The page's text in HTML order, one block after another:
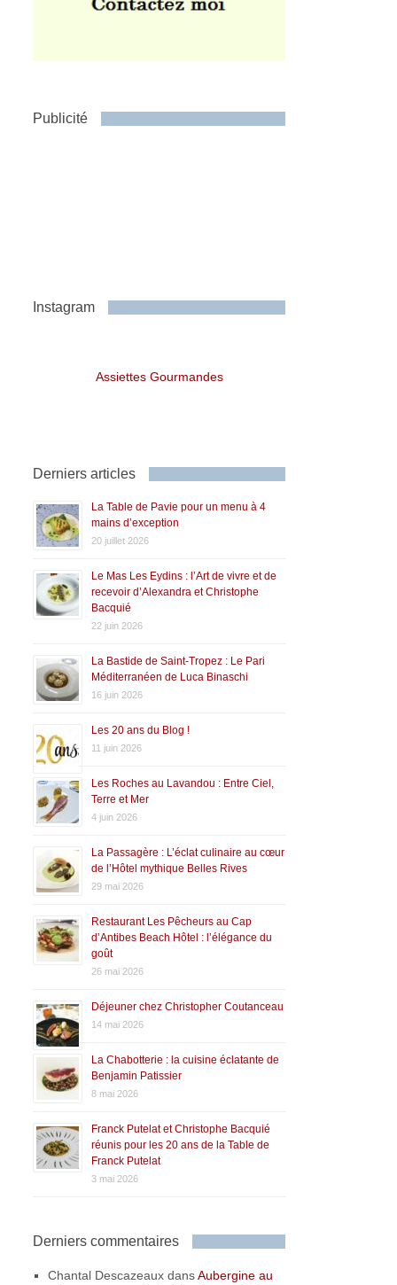
Publicité
Instagram
Assiettes Gourmandes
Derniers articles
La Table de Pavie pour un menu à 4
mains d’exception
20 juillet 2026
Le Mas Les Eydins : l’Art de vivre et de
recevoir d’Alexandra et Christophe
Bacquié
22 juin 2026
La Bastide de Saint-Tropez : Le Pari
Méditerranéen de Luca Binaschi
16 juin 2026
Les 20 ans du Blog !
11 juin 2026
Les Roches au Lavandou : Entre Ciel,
Terre et Mer
4 juin 2026
La Passagère : L’éclat culinaire au cœur
de l’Hôtel mythique Belles Rives
29 mai 2026
Restaurant Les Pêcheurs au Cap
d’Antibes Beach Hôtel : l’élégance du
goût
26 mai 2026
Déjeuner chez Christopher Coutanceau
14 mai 2026
La Chabotterie : la cuisine éclatante de
Benjamin Patissier
8 mai 2026
Franck Putelat et Christophe Bacquié
réunis pour les 20 ans de la Table de
Franck Putelat
3 mai 2026
Derniers commentaires
Chantal Descazeaux dansAubergine au